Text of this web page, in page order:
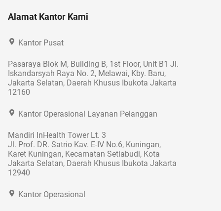
Alamat Kantor Kami
Kantor Pusat
Pasaraya Blok M, Building B, 1st Floor, Unit B1 Jl.
Iskandarsyah Raya No. 2, Melawai, Kby. Baru,
Jakarta Selatan, Daerah Khusus Ibukota Jakarta
12160
Kantor Operasional Layanan Pelanggan
Mandiri InHealth Tower Lt. 3
Jl. Prof. DR. Satrio Kav. E-IV No.6, Kuningan,
Karet Kuningan, Kecamatan Setiabudi, Kota
Jakarta Selatan, Daerah Khusus Ibukota Jakarta
12940
Kantor Operasional